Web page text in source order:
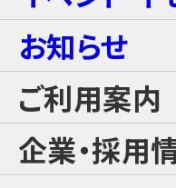
ワイルド・カヌー
スカイジャング
スカイジャン
フード
おすすめチケッ
メゾネットス
ロイヤルスイ
カジュアルコ
施設案内
ご利用料金
GLAMP BBQ
GLAMP LUNCH
日本料理 さざ
アクティブ・プラ
雨の日プラン
お知らせ
ご利用案内
チケット購入・
企業・採用